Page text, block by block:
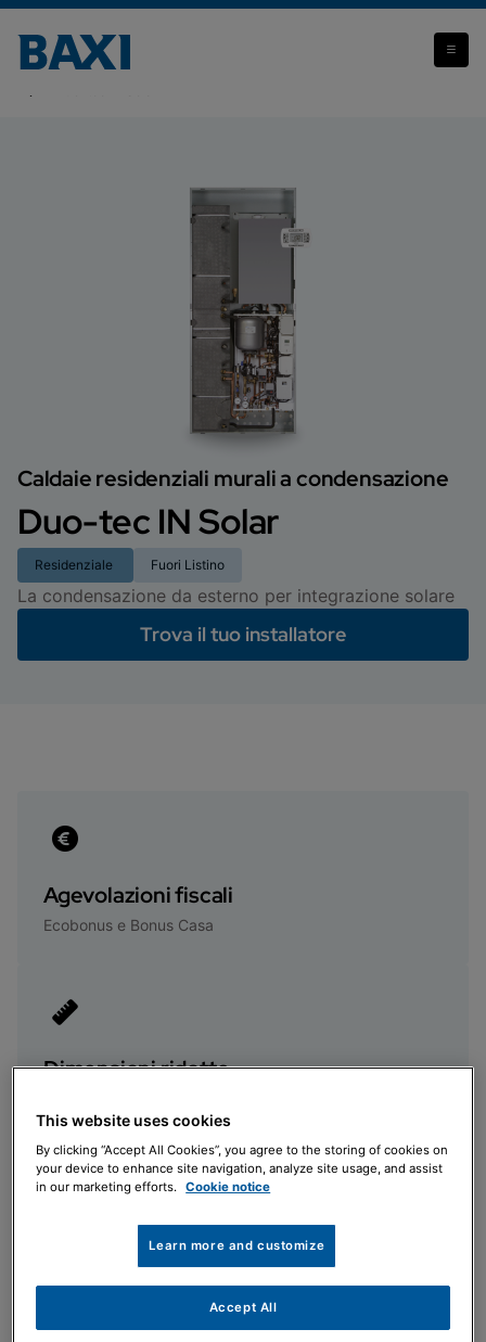
disponibile.
Caldaie residenziali murali a condensazione
Duo-tec IN Solar
Residenziale Fuori Listino
La condensazione da esterno per integrazione solare
Trova il tuo installatore
Agevolazioni fiscali
Ecobonus e Bonus Casa
Dimensioni ridotte
profondità ridotta
Integrazione con i sistemi solari
Permette la produzione di acqua calda sanitaria tramite
This website uses cookies
By clicking “Accept All Cookies”, you agree to the storing of cookies on
your device to enhance site navigation, analyze site usage, and assist
in our marketing efforts. Cookie notice
Learn more and customize
Accept All